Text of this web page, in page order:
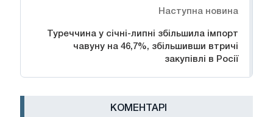
Наступна новина
Туреччина у січні-липні збільшила імпорт
чавуну на 46,7%, збільшивши втричі
закупівлі в Росії
КОМЕНТАРІ